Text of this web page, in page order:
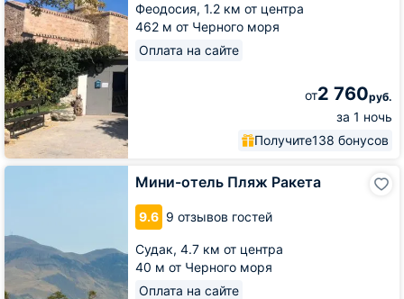
Феодосия, 1.2 км от центра
462 м от Черного моря
Оплата на сайте
от2 760руб.
за 1 ночь
Получите138 бонусов
Мини-отель Пляж Ракета
9.6 9 отзывов гостей
Судак, 4.7 км от центра
40 м от Черного моря
Оплата на сайте
Мини-